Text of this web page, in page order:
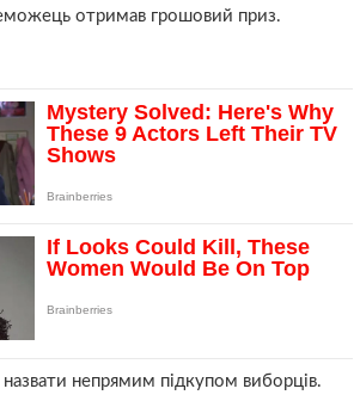
отримав грошовий приз.
непрямим підкупом виборців.